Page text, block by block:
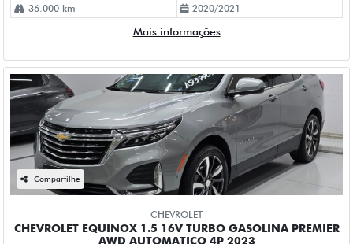
Compartilhe
FIAT
FIAT FASTBACK 1.0 TURBO 200 HYBRID AUDACE CVT
HIBRIDO 4P AUTOMATICO 2026
Fiat Dahruj
Campinas
R$ 149.990,00